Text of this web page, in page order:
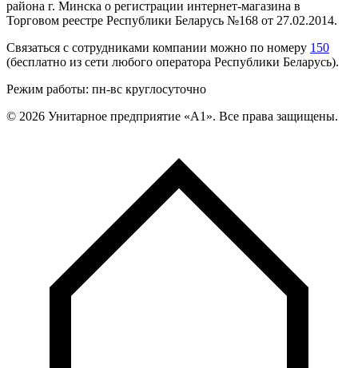
района г. Минска о регистрации интернет-магазина в
Торговом реестре Республики Беларусь №168 от 27.02.2014.
Связаться с сотрудниками компании можно по номеру 150
(бесплатно из сети любого оператора Республики Беларусь).
Режим работы: пн-вс круглосуточно
© 2026 Унитарное предприятие «А1». Все права защищены.